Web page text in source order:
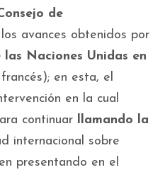
de
avances obtenidos por
Naciones Unidas en
en esta, el
en la cual
continuar llamando la
internacional sobre
presentando en el